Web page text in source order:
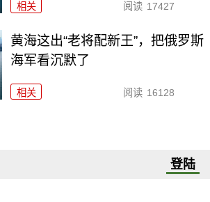
相关 阅读 17427
黄海这出“老将配新王”，把俄罗斯
海军看沉默了
相关 阅读 16128
登陆